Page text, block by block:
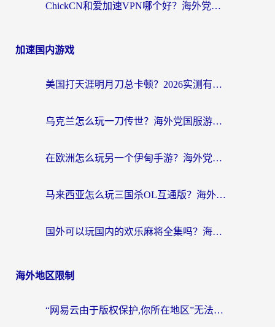
ChickCN和爱加速VPN哪个好？海外党亲测3款回国加速器，这一款才是无缝访问国内资源的最优解
加速国内游戏
美国打天涯明月刀总卡顿？2026实测有效的加速器推荐（附跨平台使用技巧）
乌克兰怎么玩一刀传世？海外党国服游戏加速终极指南（附天下-异兽山海街头篮球实测）
在欧洲怎么玩另一个伊甸手游？海外党亲测有效的国服游戏加速指南
马来西亚怎么玩三国杀OL互通版？海外党必看的国服游戏加速器避坑指南
国外可以玩国内的欢乐麻将全集吗？海外党亲测有效的国服游戏加速指南
海外地区限制
“网易云由于版权保护,你所在地区”无法播放？海外党听国内音乐听书的加速器选择指南